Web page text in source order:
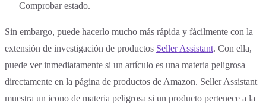
Comprobar estado.
Sin embargo, puede hacerlo mucho más rápida y fácilmente con la
extensión de investigación de productos Seller Assistant. Con ella,
puede ver inmediatamente si un artículo es una materia peligrosa
directamente en la página de productos de Amazon. Seller Assistant
muestra un icono de materia peligrosa si un producto pertenece a la